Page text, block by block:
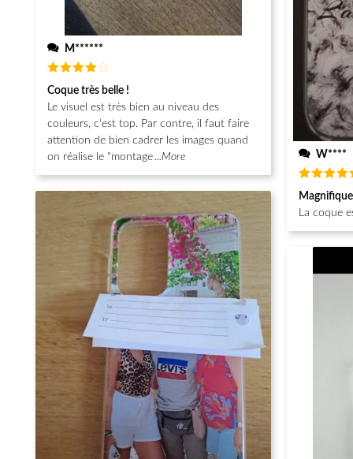
M******
Note
sur 5
Coque très belle !
Le visuel est très bien au niveau des
couleurs, c'est top. Par contre, il faut faire
attention de bien cadrer les images quand
on réalise le "montage...More W****
Note5
sur 5
Magnifique
La coque